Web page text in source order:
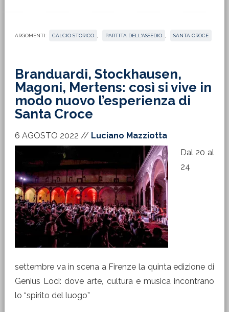
ARGOMENTI: CALCIO STORICO PARTITA DELL'ASSEDIO SANTA CROCE
Branduardi, Stockhausen,
Magoni, Mertens: così si vive in
modo nuovo l’esperienza di
Santa Croce
6 AGOSTO 2022 // Luciano Mazziotta
Dal 20 al
24
settembre va in scena a Firenze la quinta edizione di
Genius Loci: dove arte, cultura e musica incontrano
lo “spirito del luogo”